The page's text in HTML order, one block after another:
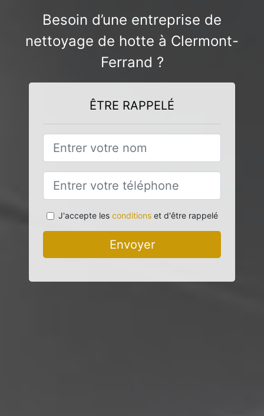
Besoin d’une entreprise de
nettoyage de hotte à Clermont-
Ferrand ?
ÊTRE RAPPELÉ
J'accepte les conditionset d'être rappelé
Envoyer